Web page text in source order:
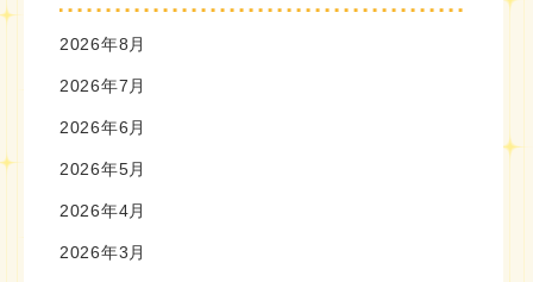
2026年8月
2026年7月
2026年6月
2026年5月
2026年4月
2026年3月